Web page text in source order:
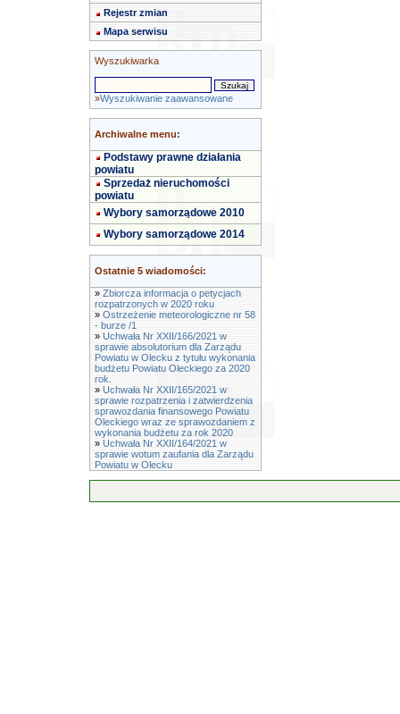
Rejestr zmian
Mapa serwisu
Wyszukiwarka
»Wyszukiwanie zaawansowane
Archiwalne menu:
Podstawy prawne działania
powiatu
Sprzedaż nieruchomości
powiatu
Wybory samorządowe 2010
Wybory samorządowe 2014
Ostatnie 5 wiadomości:
» Zbiorcza informacja o petycjach
rozpatrzonych w 2020 roku
» Ostrzeżenie meteorologiczne nr 58
- burze /1
» Uchwała Nr XXII/166/2021 w
sprawie absolutorium dla Zarządu
Powiatu w Olecku z tytułu wykonania
budżetu Powiatu Oleckiego za 2020
rok.
» Uchwała Nr XXII/165/2021 w
sprawie rozpatrzenia i zatwierdzenia
sprawozdania finansowego Powiatu
Oleckiego wraz ze sprawozdaniem z
wykonania budżetu za rok 2020
» Uchwała Nr XXII/164/2021 w
sprawie wotum zaufania dla Zarządu
Powiatu w Olecku